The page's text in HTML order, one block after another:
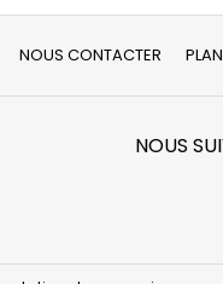
NOUS CONTACTER
NOUS